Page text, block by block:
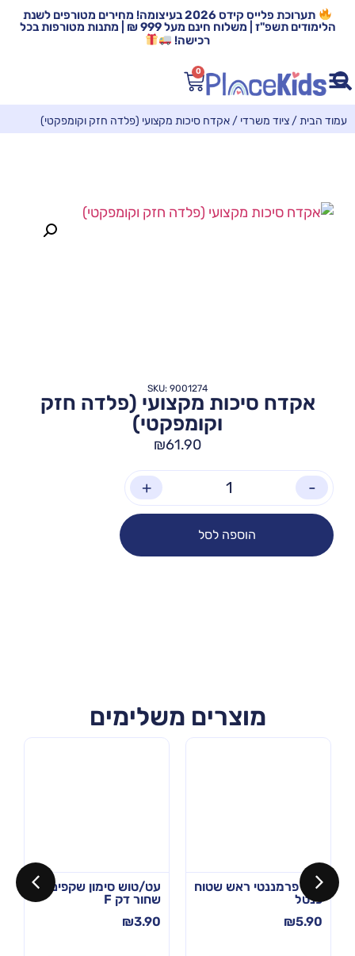
תערוכת פלייס קידס 2026 בעיצומה! מחירים מטורפים לשנת
הלימודים תשפ"ז | משלוח חינם מעל 999 ₪ | מתנות מטורפות בכל
רכישה!
0
עמוד הבית/ ציוד משרדי / אקדח סיכות מקצועי (פלדה חזק וקומפקטי)
SKU: 9001274
אקדח סיכות מקצועי (פלדה חזק
וקומפקטי)
₪61.90
-
+
הוספה לסל
מוצרים משלימים
טוש פרמננטי ראש שטוח
פנטל
₪5.90
עט/טוש סימון שקפים –
שחור דק F
₪3.90